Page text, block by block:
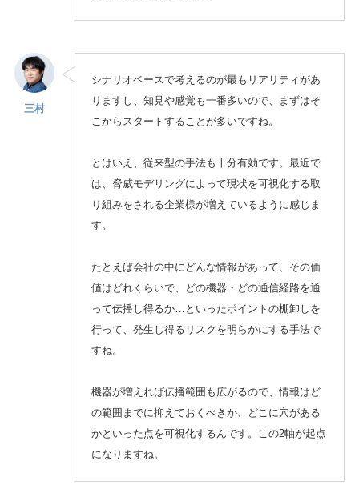
三村
シナリオベースで考えるのが最もリアリティがあ
りますし、知見や感覚も一番多いので、まずはそ
こからスタートすることが多いですね。
とはいえ、従来型の手法も十分有効です。最近で
は、脅威モデリングによって現状を可視化する取
り組みをされる企業様が増えているように感じま
す。
たとえば会社の中にどんな情報があって、その価
値はどれくらいで、どの機器・どの通信経路を通
って伝播し得るか…といったポイントの棚卸しを
行って、発生し得るリスクを明らかにする手法で
すね。
機器が増えれば伝播範囲も広がるので、情報はど
の範囲までに抑えておくべきか、どこに穴がある
かといった点を可視化するんです。この2軸が起点
になりますね。